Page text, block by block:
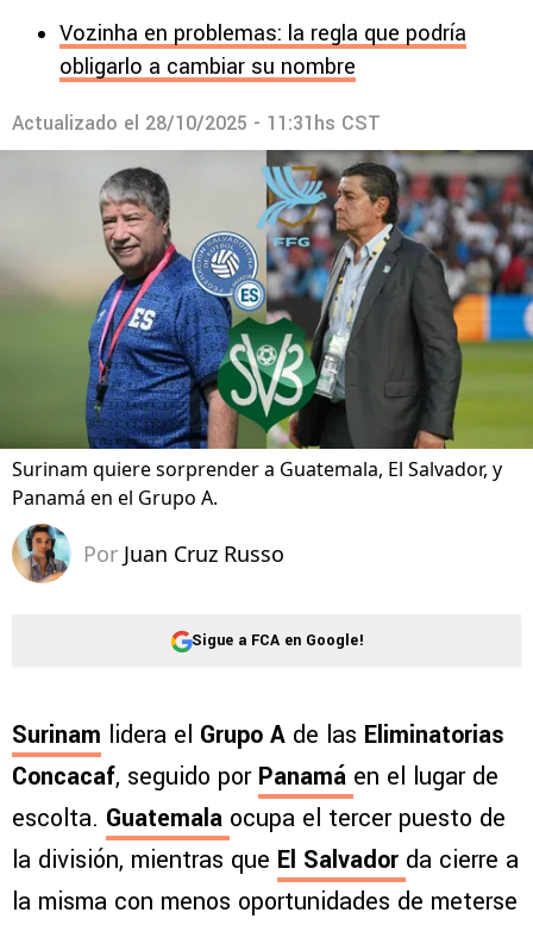
Vozinha en problemas: la regla que podría
obligarlo a cambiar su nombre
Actualizado el 28/10/2025 - 11:31hs CST
Surinam quiere sorprender a Guatemala, El Salvador, y
Panamá en el Grupo A.
Por Juan Cruz Russo
Sigue a FCA en Google!
Surinam lidera el Grupo A de las Eliminatorias
Concacaf, seguido por Panamá en el lugar de
escolta. Guatemala ocupa el tercer puesto de
la división, mientras que El Salvador da cierre a
la misma con menos oportunidades de meterse